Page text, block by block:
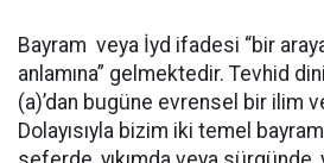
Bayram veya İyd ifadesi “bir
anlamına” gelmektedir. Tevhid
(a)’dan bugüne evrensel bir ilim ve
Dolayısıyla bizim iki temel